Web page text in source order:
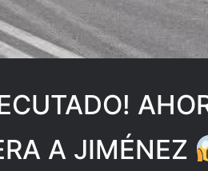
A JIMÉNEZ